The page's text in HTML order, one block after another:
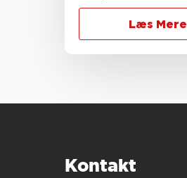
Læs Mere
Kontakt